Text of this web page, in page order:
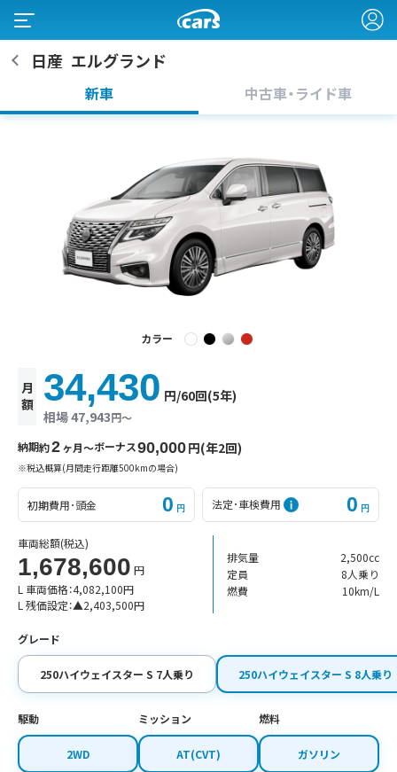
日産 エルグランド
新車 中古車・ライド車
カラー
月
額
相場 47,943円〜
34,430 円/60回(5年)
納期約2ヶ月〜ボーナス90,000円(年2回)
※税込概算(月間走行距離500kmの場合)
初期費用･頭金 0 円 法定･車検費用 0 円
車両総額(税込)
1,678,600 円
L 車両価格：4,082,100円
L 残価設定：▲2,403,500円
排気量
2,500cc
定員
8人乗り
燃費
10km/L
グレード
250ハイウェイスター S 7人乗り 250ハイウェイスター S 8人乗り
駆動
2WD
ミッション
AT(CVT)
燃料
ガソリン